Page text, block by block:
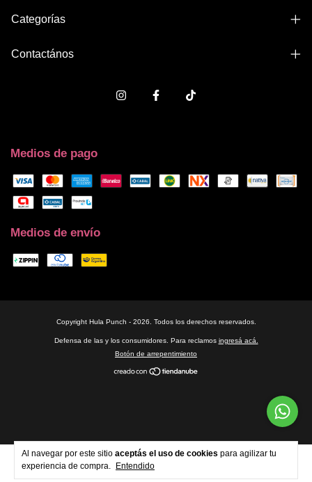
Al navegar por este sitio aceptás el uso de cookies para agilizar tu
experiencia de compra.
Entendido
Categorías
Contactános
Medios de pago
Medios de envío
Copyright Hula Punch - 2026. Todos los derechos reservados.
Defensa de las y los consumidores. Para reclamos ingresá acá.
Botón de arrepentimiento